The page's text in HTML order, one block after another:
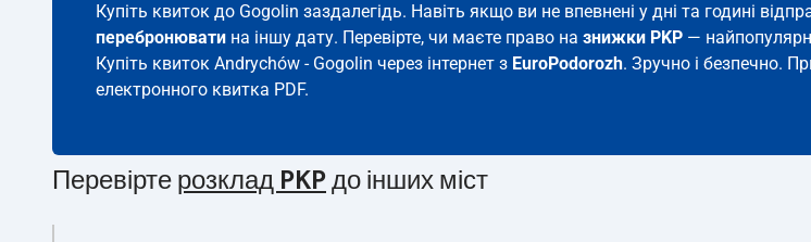
Купіть квиток до Gogolin заздалегідь. Навіть якщо ви не впевнені у дні та годині
перебронювати на іншу дату. Перевірте, чи маєте право на знижки PKP —
Купіть квиток Andrychów - Gogolin через інтернет з EuroPodorozh. Зручно і безпечно.
електронного квитка PDF.
Перевірте розклад PKP до інших міст